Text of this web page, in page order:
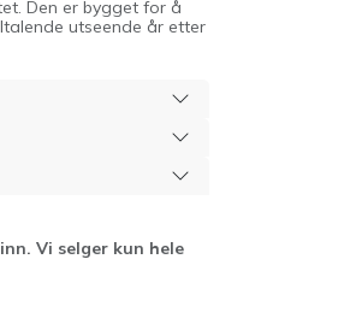
Den er bygget for å
utseende år etter
Vi selger kun hele